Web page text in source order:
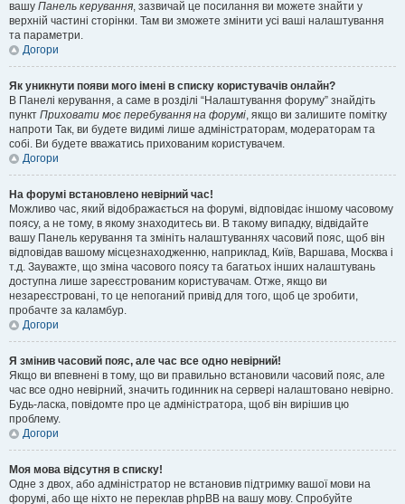
вашу Панель керування, зазвичай це посилання ви можете знайти у
верхній частині сторінки. Там ви зможете змінити усі ваші налаштування
та параметри.
Догори
Як уникнути появи мого імені в списку користувачів онлайн?
В Панелі керування, а саме в розділі “Налаштування форуму” знайдіть
пункт Приховати моє перебування на форумі, якщо ви залишите помітку
напроти Так, ви будете видимі лише адміністраторам, модераторам та
собі. Ви будете вважатись прихованим користувачем.
Догори
На форумі встановлено невірний час!
Можливо час, який відображається на форумі, відповідає іншому часовому
поясу, а не тому, в якому знаходитесь ви. В такому випадку, відвідайте
вашу Панель керування та змініть налаштуваннях часовий пояс, щоб він
відповідав вашому місцезнаходженню, наприклад, Київ, Варшава, Москва і
т.д. Зауважте, що зміна часового поясу та багатьох інших налаштувань
доступна лише зареєстрованим користувачам. Отже, якщо ви
незареєстровані, то це непоганий привід для того, щоб це зробити,
пробачте за каламбур.
Догори
Я змінив часовий пояс, але час все одно невірний!
Якщо ви впевнені в тому, що ви правильно встановили часовий пояс, але
час все одно невірний, значить годинник на сервері налаштовано невірно.
Будь-ласка, повідомте про це адміністратора, щоб він вирішив цю
проблему.
Догори
Моя мова відсутня в списку!
Одне з двох, або адміністратор не встановив підтримку вашої мови на
форумі, або ще ніхто не переклав phpBB на вашу мову. Спробуйте